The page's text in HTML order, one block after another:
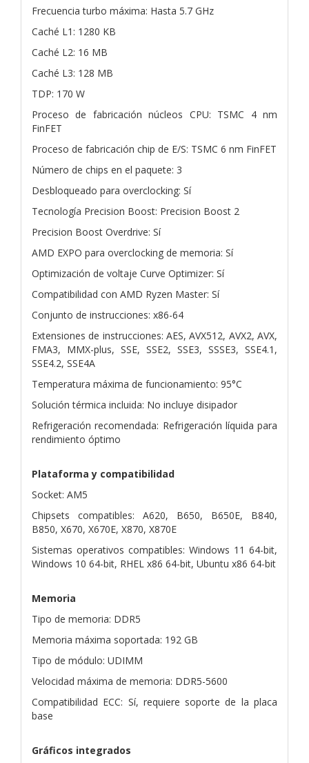
Frecuencia turbo máxima: Hasta 5.7 GHz
Caché L1: 1280 KB
Caché L2: 16 MB
Caché L3: 128 MB
TDP: 170 W
Proceso de fabricación núcleos CPU: TSMC 4 nm
FinFET
Proceso de fabricación chip de E/S: TSMC 6 nm FinFET
Número de chips en el paquete: 3
Desbloqueado para overclocking: Sí
Tecnología Precision Boost: Precision Boost 2
Precision Boost Overdrive: Sí
AMD EXPO para overclocking de memoria: Sí
Optimización de voltaje Curve Optimizer: Sí
Compatibilidad con AMD Ryzen Master: Sí
Conjunto de instrucciones: x86-64
Extensiones de instrucciones: AES, AVX512, AVX2, AVX,
FMA3, MMX-plus, SSE, SSE2, SSE3, SSSE3, SSE4.1,
SSE4.2, SSE4A
Temperatura máxima de funcionamiento: 95°C
Solución térmica incluida: No incluye disipador
Refrigeración recomendada: Refrigeración líquida para
rendimiento óptimo
Plataforma y compatibilidad
Socket: AM5
Chipsets compatibles: A620, B650, B650E, B840,
B850, X670, X670E, X870, X870E
Sistemas operativos compatibles: Windows 11 64-bit,
Windows 10 64-bit, RHEL x86 64-bit, Ubuntu x86 64-bit
Memoria
Tipo de memoria: DDR5
Memoria máxima soportada: 192 GB
Tipo de módulo: UDIMM
Velocidad máxima de memoria: DDR5-5600
Compatibilidad ECC: Sí, requiere soporte de la placa
base
Gráficos integrados